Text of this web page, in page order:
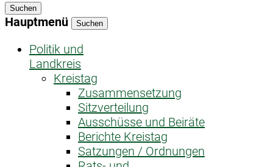
Suchen
Hauptmenü Suchen
Politik und
Landkreis
Kreistag
Zusammensetzung
Sitzverteilung
Ausschüsse und Beiräte
Berichte Kreistag
Satzungen / Ordnungen